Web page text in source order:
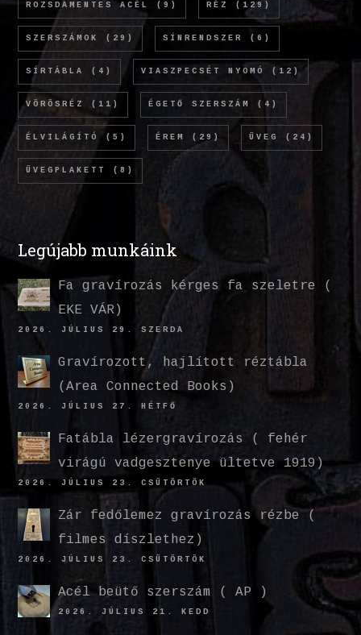
ROZSDAMENTES ACÉL (9) RÉZ (129)
SZERSZÁMOK (29) SÍNRENDSZER (6)
SÍRTÁBLA (4) VIASZPECSÉT NYOMÓ (12)
VÖRÖSRÉZ (11) ÉGETŐ SZERSZÁM (4)
ÉLVILÁGÍTÓ (5) ÉREM (29) ÜVEG (24)
ÜVEGPLAKETT (8)
Legújabb munkáink
Fa gravírozás kérges fa szeletre (
EKE VÁR)
2026. JÚLIUS 29. SZERDA
Gravírozott, hajlított réztábla
(Area Connected Books)
2026. JÚLIUS 27. HÉTFŐ
Fatábla lézergravírozás ( fehér
virágú vadgesztenye ültetve 1919)
2026. JÚLIUS 23. CSÜTÖRTÖK
Zár fedőlemez gravírozás rézbe (
filmes díszlethez)
2026. JÚLIUS 23. CSÜTÖRTÖK
Acél beütő szerszám ( AP )
2026. JÚLIUS 21. KEDD